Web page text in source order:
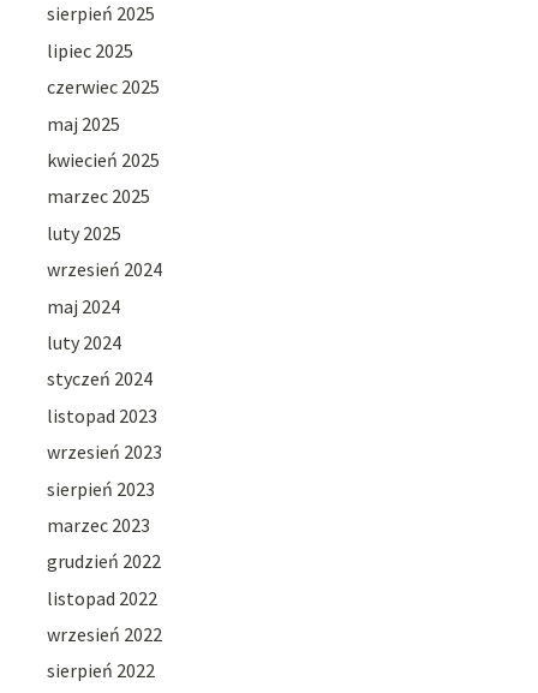
sierpień 2025
lipiec 2025
czerwiec 2025
maj 2025
kwiecień 2025
marzec 2025
luty 2025
wrzesień 2024
maj 2024
luty 2024
styczeń 2024
listopad 2023
wrzesień 2023
sierpień 2023
marzec 2023
grudzień 2022
listopad 2022
wrzesień 2022
sierpień 2022